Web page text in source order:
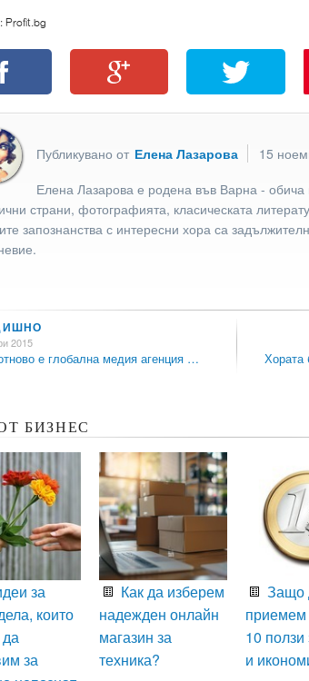
Profit.bg
Публикувано от Елена Лазарова
15
Елена Лазарова е родена във Варна -
страни, фотографията, класическата
запознанства с интересни хора са
2015
е глобална медия агенция …
БИЗНЕС
за
които
за
Как да изберем
надежден онлайн
магазин за
техника?
Защо
приемем
10 ползи
и